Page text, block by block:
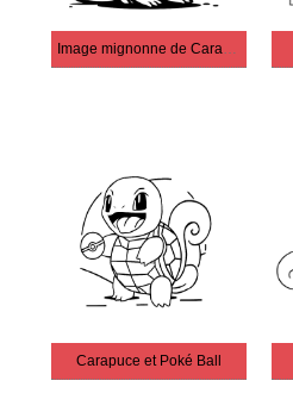
Image mignonne de Carapuce
Carapuce et Poké Ball